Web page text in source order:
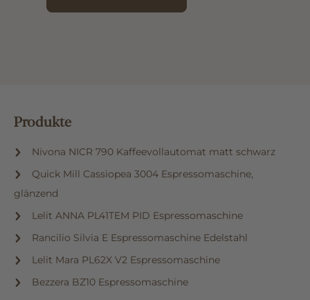
Produkte
Nivona NICR 790 Kaffeevollautomat matt schwarz
Quick Mill Cassiopea 3004 Espressomaschine,
glänzend
Lelit ANNA PL41TEM PID Espressomaschine
Rancilio Silvia E Espressomaschine Edelstahl
Lelit Mara PL62X V2 Espressomaschine
Bezzera BZ10 Espressomaschine